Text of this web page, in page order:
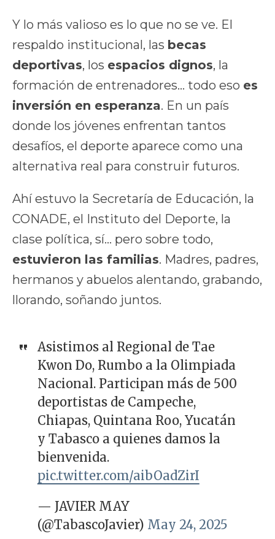
Y lo más valioso es lo que no se ve. El
respaldo institucional, las becas
deportivas, los espacios dignos, la
formación de entrenadores… todo eso es
inversión en esperanza. En un país
donde los jóvenes enfrentan tantos
desafíos, el deporte aparece como una
alternativa real para construir futuros.
Ahí estuvo la Secretaría de Educación, la
CONADE, el Instituto del Deporte, la
clase política, sí… pero sobre todo,
estuvieron las familias. Madres, padres,
hermanos y abuelos alentando, grabando,
llorando, soñando juntos.
Asistimos al Regional de Tae
Kwon Do, Rumbo a la Olimpiada
Nacional. Participan más de 500
deportistas de Campeche,
Chiapas, Quintana Roo, Yucatán
y Tabasco a quienes damos la
bienvenida.
pic.twitter.com/aibOadZirI
— JAVIER MAY
(@TabascoJavier) May 24, 2025